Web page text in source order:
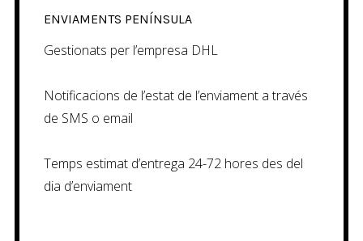
ENVIAMENTS PENÍNSULA
Gestionats per l’empresa DHL
Notificacions de l’estat de l’enviament a través
de SMS o email
Temps estimat d’entrega 24-72 hores des del
dia d’enviament